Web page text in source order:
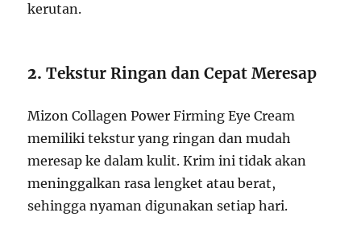
kerutan.
2.Tekstur Ringan dan Cepat Meresap
Mizon Collagen Power Firming Eye Cream
memiliki tekstur yang ringan dan mudah
meresap ke dalam kulit. Krim ini tidak akan
meninggalkan rasa lengket atau berat,
sehingga nyaman digunakan setiap hari.